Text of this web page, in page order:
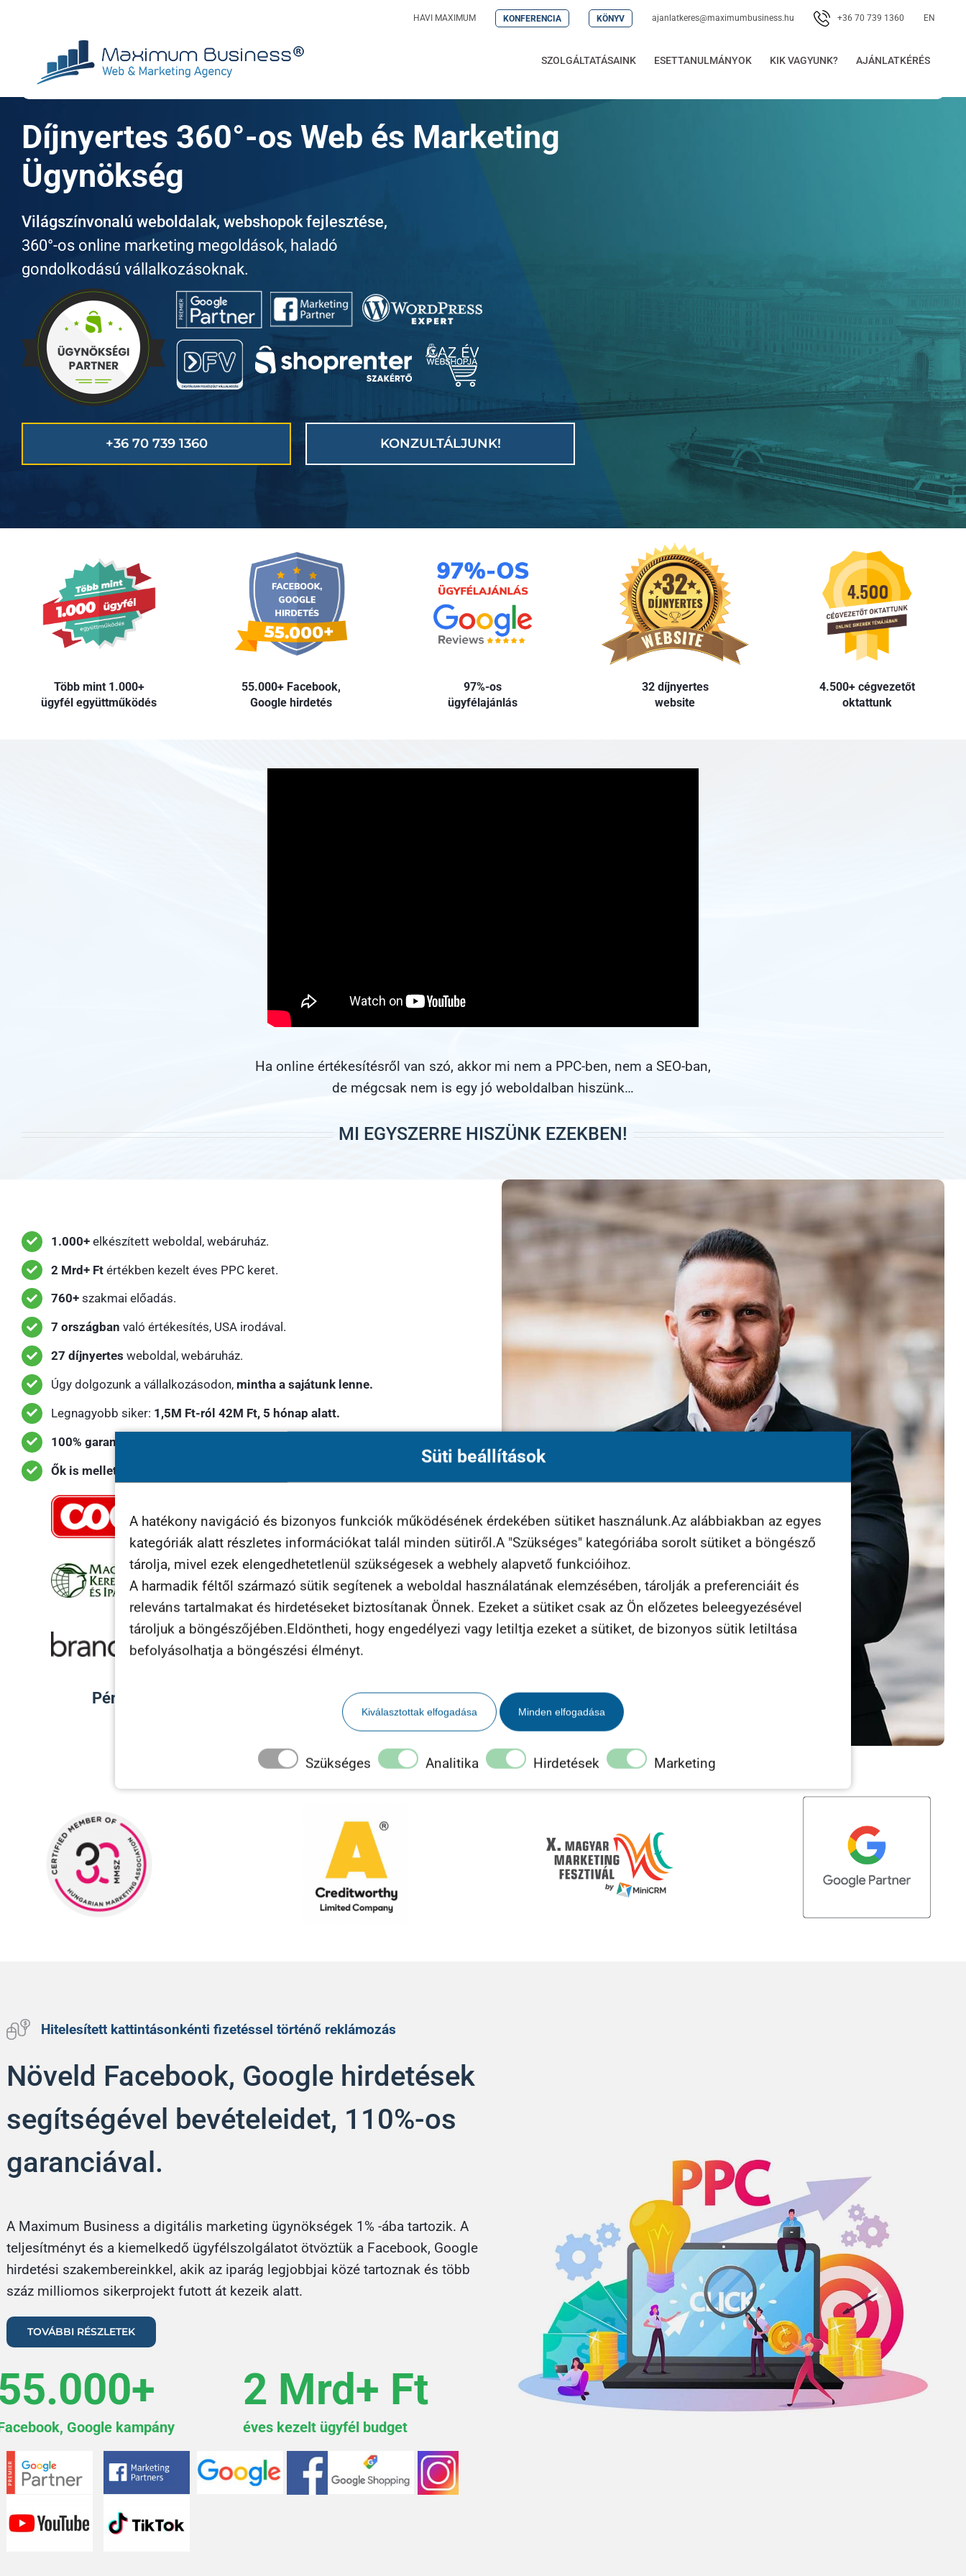
Süti beállítások
A hatékony navigáció és bizonyos funkciók működésének érdekében sütiket használunk.Az alábbiakban az egyes
kategóriák alatt részletes információkat talál minden sütiről.A "Szükséges" kategóriába sorolt sütiket a böngésző
tárolja, mivel ezek elengedhetetlenül szükségesek a webhely alapvető funkcióihoz.
A harmadik féltől származó sütik segítenek a weboldal használatának elemzésében, tárolják a preferenciáit és
releváns tartalmakat és hirdetéseket biztosítanak Önnek. Ezeket a sütiket csak az Ön előzetes beleegyezésével
tároljuk a böngészőjében.Eldöntheti, hogy engedélyezi vagy letiltja ezeket a sütiket, de bizonyos sütik letiltása
befolyásolhatja a böngészési élményt.
Kiválasztottak elfogadása Minden elfogadása
Szükséges Analitika Hirdetések Marketing
HAVI MAXIMUM KONFERENCIA KÖNYV ajanlatkeres@maximumbusiness.hu +36 70 739 1360 EN
SZOLGÁLTATÁSAINK ESETTANULMÁNYOK KIK VAGYUNK? AJÁNLATKÉRÉS
Díjnyertes 360°-os Web és Marketing
Ügynökség
Világszínvonalú weboldalak, webshopok fejlesztése,
360°-os online marketing megoldások, haladó
gondolkodású vállalkozásoknak.
+36 70 739 1360 KONZULTÁLJUNK!
Több mint 1.000+
ügyfél együttműködés
55.000+ Facebook,
Google hirdetés
97%-os
ügyfélajánlás
32 díjnyertes
website
4.500+ cégvezetőt
oktattunk
Ha online értékesítésről van szó, akkor mi nem a PPC-ben, nem a SEO-ban,
de mégcsak nem is egy jó weboldalban hiszünk…
MI EGYSZERRE HISZÜNK EZEKBEN!
1.000+elkészített weboldal, webáruház.
2 Mrd+ Ftértékben kezelt éves PPC keret.
760+szakmai előadás.
7 országban való értékesítés, USA irodával.
27 díjnyertes weboldal, webáruház.
Úgy dolgozunk a vállalkozásodon, mintha a sajátunk lenne.
Legnagyobb siker: 1,5M Ft-ról 42M Ft, 5 hónap alatt.
100% garancia, hogy lesz eladás.
Ők is mellettünk döntöttek:
Pénztermelés Átláthatóság
Hitelesített kattintásonkénti fizetéssel történő reklámozás
Növeld Facebook, Google hirdetések
segítségével bevételeidet, 110%-os
garanciával.
A Maximum Business a digitális marketing ügynökségek 1% -ába tartozik. A
teljesítményt és a kiemelkedő ügyfélszolgálatot ötvöztük a Facebook, Google
hirdetési szakembereinkkel, akik az iparág legjobbjai közé tartoznak és több
száz milliomos sikerprojekt futott át kezeik alatt.
TOVÁBBI RÉSZLETEK
Google kampány
2 Mrd+ Ft
éves kezelt ügyfél budget